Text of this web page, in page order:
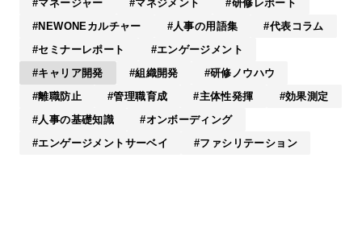
マネージャー
マネジメント
研修レポート
NEWONEカルチャー
人事の用語集
代表コラム
セミナーレポート
エンゲージメント
キャリア開発
組織開発
研修ノウハウ
離職防止
管理職育成 主体性発揮
効果測定
人事の基礎知識
オンボーディング
エンゲージメントサーベイ
ファシリテーション